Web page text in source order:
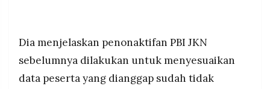
Dia menjelaskan penonaktifan PBI JKN
sebelumnya dilakukan untuk menyesuaikan
data peserta yang dianggap sudah tidak